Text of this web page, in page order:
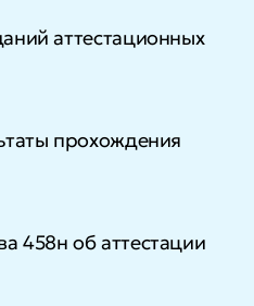
аттестационных
прохождения
458н об аттестации